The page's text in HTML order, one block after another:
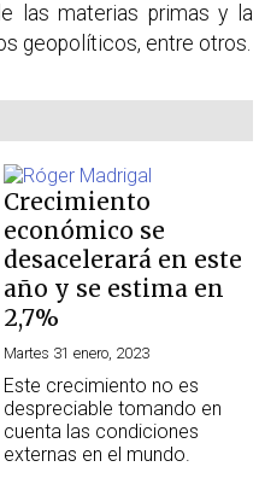
las materias primas y la
geopolíticos, entre otros.
Crecimiento
económico se
desacelerará en este
año y se estima en
2,7%
Martes 31 enero, 2023
Este crecimiento no es
despreciable tomando en
cuenta las condiciones
externas en el mundo.